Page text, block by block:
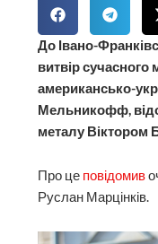
До Івано-
витвір сучасного
американсько-
Мельникофф,
металу Віктором
Про це повідомив
Руслан Марцінків.